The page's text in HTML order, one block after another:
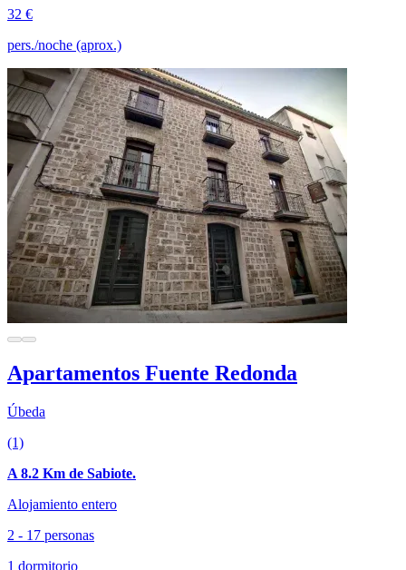
32 €
pers./noche (aprox.)
Apartamentos Fuente Redonda
Úbeda
(1)
A 8.2 Km de Sabiote.
Alojamiento entero
2 - 17 personas
1 dormitorio